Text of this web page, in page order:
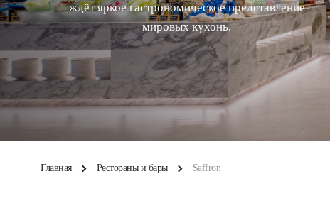
ждёт яркое гастрономическое представление
мировых кухонь.
Главная Рестораны и бары Saffron